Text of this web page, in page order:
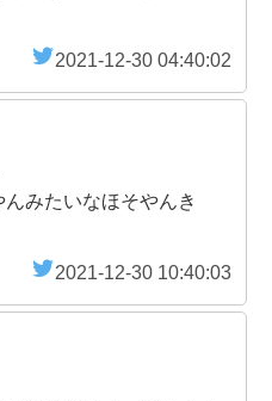
2021-12-30 04:40:02
みたいなほそやんき
2021-12-30 10:40:03